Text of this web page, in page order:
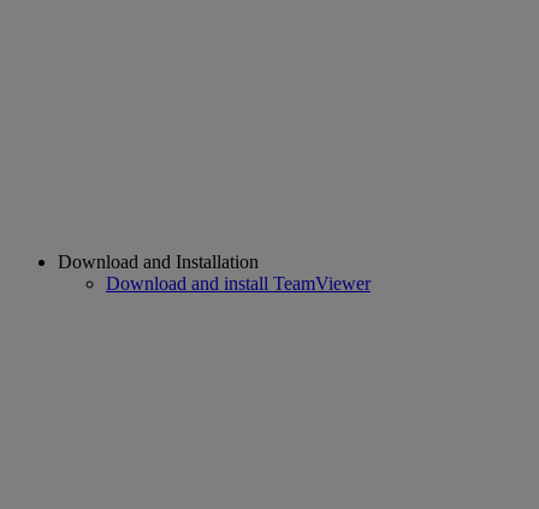
Download and Installation
Download and install TeamViewer